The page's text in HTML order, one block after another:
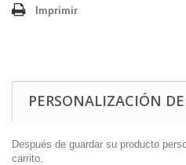
Imprimir
PERSONALIZACIÓN
Después de guardar su producto
carrito.